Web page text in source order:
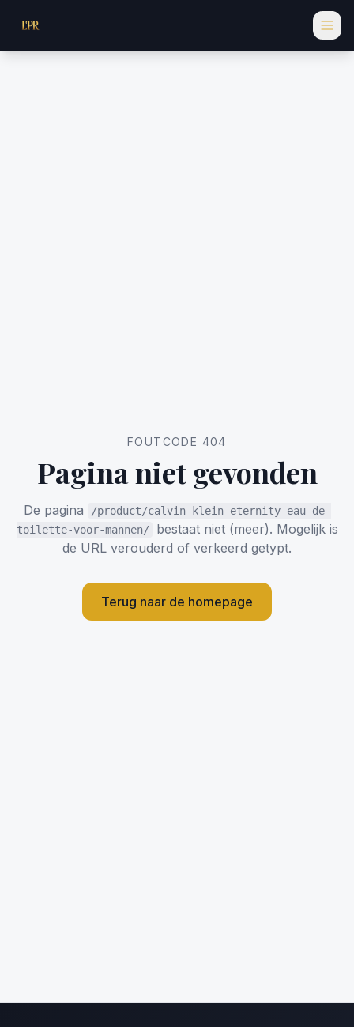
FOUTCODE 404
Pagina niet gevonden
De pagina
/product/calvin-klein-eternity-eau-de-
toilette-voor-mannen/
bestaat niet (meer). Mogelijk is
de URL verouderd of verkeerd getypt.
Terug naar de homepage